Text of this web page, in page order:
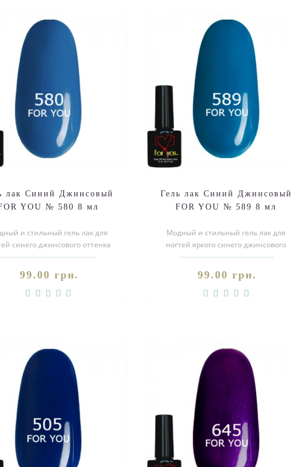
лак Синий Джинсовый
YOU № 580 8 мл
и стильный гель лак для
синего джинсового оттенка
поспешите заказать!Покуп..
99.00 грн.
Гель лак Синий Джинсовый
FOR YOU № 589 8 мл
Модный и стильный гель лак для
ногтей яркого синего джинсового
оттенка эмаль, поспешите заказат..
99.00 грн.